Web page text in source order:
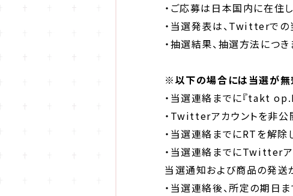
・ご応募は日本国内に在住
・当選発表は、Twitterでの
・抽選結果、抽選方法につ
※以下の場合には当選が無
・当選連絡までに『takt
・Twitterアカウントを非公
・当選連絡までにRTを解除
・当選連絡までにTwitterア
当選通知および商品の発送
・当選連絡後、所定の期日